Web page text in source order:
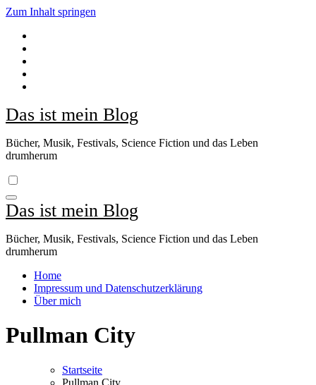
Zum Inhalt springen
Das ist mein Blog
Bücher, Musik, Festivals, Science Fiction und das Leben
drumherum
Das ist mein Blog
Bücher, Musik, Festivals, Science Fiction und das Leben
drumherum
Home
Impressum und Datenschutzerklärung
Über mich
Pullman City
Startseite
Pullman City